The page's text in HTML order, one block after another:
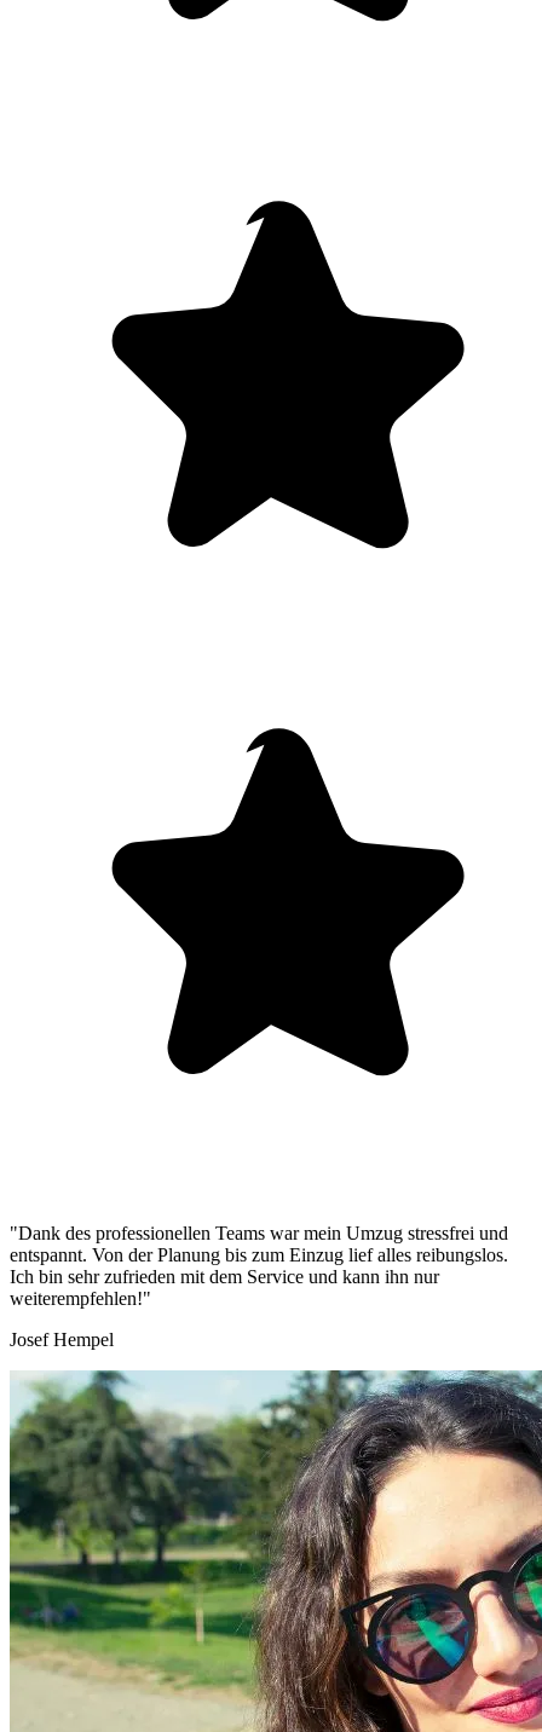
"Dank des professionellen Teams war mein Umzug stressfrei und
entspannt. Von der Planung bis zum Einzug lief alles reibungslos.
Ich bin sehr zufrieden mit dem Service und kann ihn nur
weiterempfehlen!"
Josef Hempel